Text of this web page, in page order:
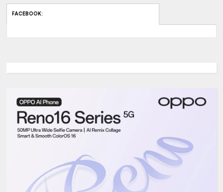
FACEBOOK: